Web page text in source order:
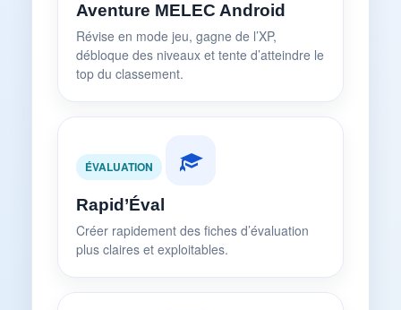
Aventure MELEC Android
Révise en mode jeu, gagne de l’XP,
débloque des niveaux et tente d’atteindre le
top du classement.
ÉVALUATION
Rapid’Éval
Créer rapidement des fiches d’évaluation
plus claires et exploitables.